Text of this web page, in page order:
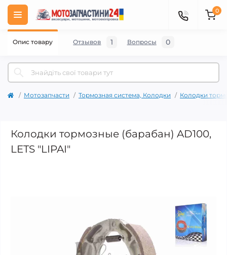
0
Мотозапчасти Тормозная система, Колодки Колодки
Колодки тормозные (барабан) AD100,
LETS "LIPAI"
Опис товару Отзывов 1 Вопросы 0